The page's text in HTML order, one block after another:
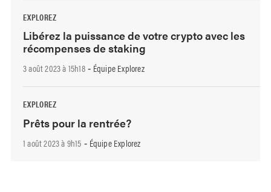
EXPLOREZ
Libérez la puissance de votre crypto avec les
récompenses de staking
3 août 2023 à 15h18- Équipe Explorez
EXPLOREZ
Prêts pour la rentrée?
1 août 2023 à 9h15 - Équipe Explorez